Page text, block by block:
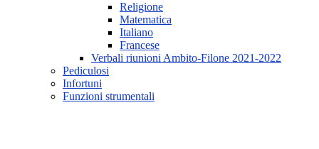
Religione
Matematica
Italiano
Francese
Verbali riunioni Ambito-Filone 2021-2022
Pediculosi
Infortuni
Funzioni strumentali